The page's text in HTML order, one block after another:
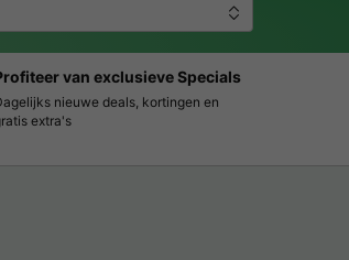
van exclusieve Specials
nieuwe deals, kortingen en
extra's